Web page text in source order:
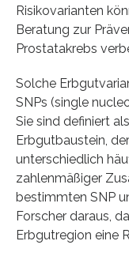
Risikovarianten
Beratung zur
Prostatakrebs
Solche
SNPs (single
Sie sind definiert
Erbgutbaustein,
unterschiedlich
zahlenmäßiger
bestimmten SNP
Forscher daraus,
Erbgutregion eine